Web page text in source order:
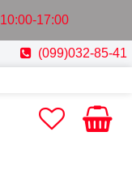
10:00-17:00
(099)032-85-41